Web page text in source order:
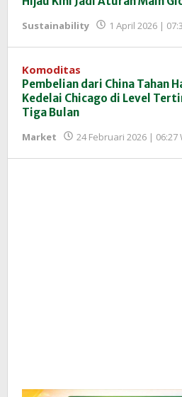
Sustainability 1 April 2026 |
Komoditas
Pembelian dari China Tahan
Kedelai Chicago di Level
Tiga Bulan
Market 24 Februari 2026 | 06:27